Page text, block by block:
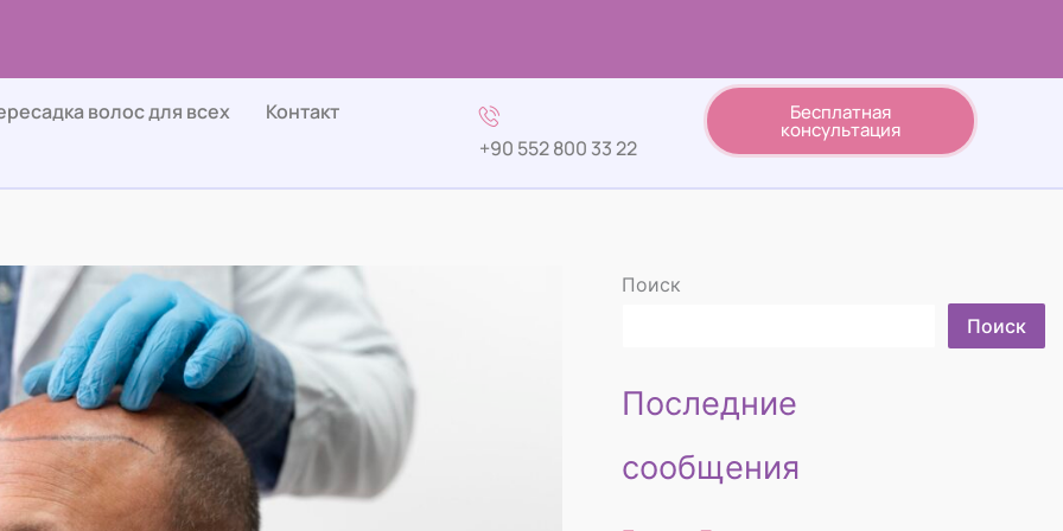
волос для всех
Контакт
+90 552 800 33 22
Бесплатная
консультация
Поиск
Поиск
Последние
сообщения